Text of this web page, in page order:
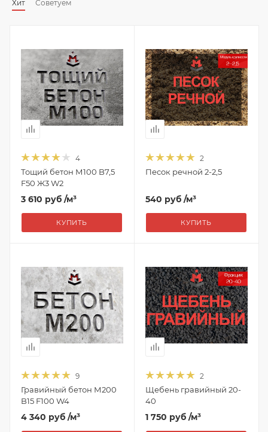
Хит Советуем
4
Тощий бетон М100 B7,5
F50 Ж3 W2
3 610 руб /м³
КУПИТЬ
2
Песок речной 2-2,5
540 руб /м³
КУПИТЬ
9
Гравийный бетон М200
B15 F100 W4
4 340 руб /м³
2
Щебень гравийный 20-
40
1 750 руб /м³